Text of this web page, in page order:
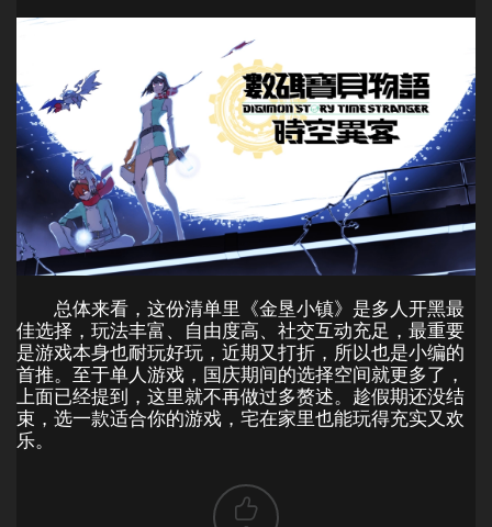
总体来看，这份清单里《金垦小镇》是多人开黑最
佳选择，玩法丰富、自由度高、社交互动充足，最重要
是游戏本身也耐玩好玩，近期又打折，所以也是小编的
首推。至于单人游戏，国庆期间的选择空间就更多了，
上面已经提到，这里就不再做过多赘述。趁假期还没结
束，选一款适合你的游戏，宅在家里也能玩得充实又欢
乐。